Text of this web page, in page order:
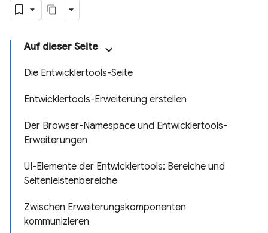
Auf dieser Seite
Die Entwicklertools-Seite
Entwicklertools-Erweiterung erstellen
Der Browser-Namespace und Entwicklertools-
Erweiterungen
UI-Elemente der Entwicklertools: Bereiche und
Seitenleistenbereiche
Zwischen Erweiterungskomponenten
kommunizieren